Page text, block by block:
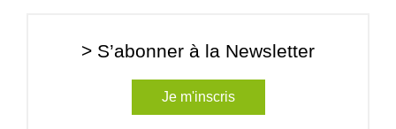
> S’abonner à la Newsletter
Je m'inscris